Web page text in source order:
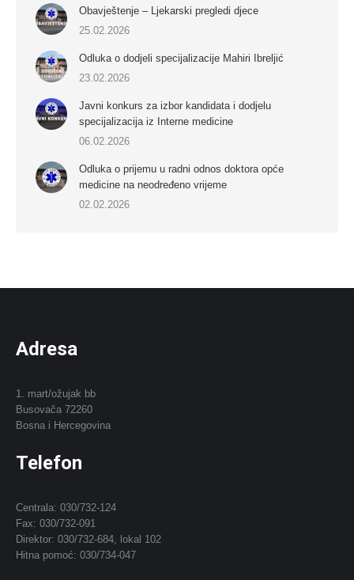
Obavještenje – Ljekarski pregledi djece
25.02.2026
Odluka o dodjeli specijalizacije Mahiri Ibreljić
23.02.2026
Javni konkurs za izbor kandidata i dodjelu
specijalizacija iz Interne medicine
06.02.2026
Odluka o prijemu u radni odnos doktora opće
medicine na neodređeno vrijeme
02.02.2026
Adresa
1. mart/ožujak bb
Busovača 72260
Bosna i Hercegovina
Telefon
Centrala: 030/732-124
Fax: 030/732-091
Direktor: 030/732-684, lokal 102
Hitna pomoć: 030/734-047